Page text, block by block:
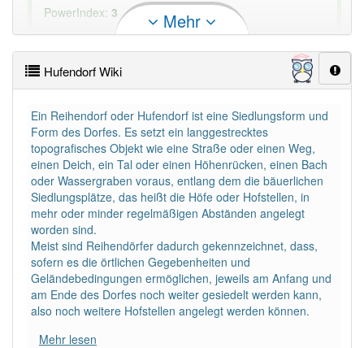
PowerIndex: 3
Häufigkeit: 2 von 10
Wörter mit Endung-hufendorfaber mit einem
anderen Artikeldas : 0
90% unserer Spielapp-Nutzer haben den Artikel
korrekt erraten.
Mehr
Hufendorf Wiki
Ein Reihendorf oder Hufendorf ist eine Siedlungsform und
Form des Dorfes. Es setzt ein langgestrecktes
topografisches Objekt wie eine Straße oder einen Weg,
einen Deich, ein Tal oder einen Höhenrücken, einen Bach
oder Wassergraben voraus, entlang dem die bäuerlichen
Siedlungsplätze, das heißt die Höfe oder Hofstellen, in
mehr oder minder regelmäßigen Abständen angelegt
worden sind.
Meist sind Reihendörfer dadurch gekennzeichnet, dass,
sofern es die örtlichen Gegebenheiten und
Geländebedingungen ermöglichen, jeweils am Anfang und
am Ende des Dorfes noch weiter gesiedelt werden kann,
also noch weitere Hofstellen angelegt werden können.
Mehr lesen